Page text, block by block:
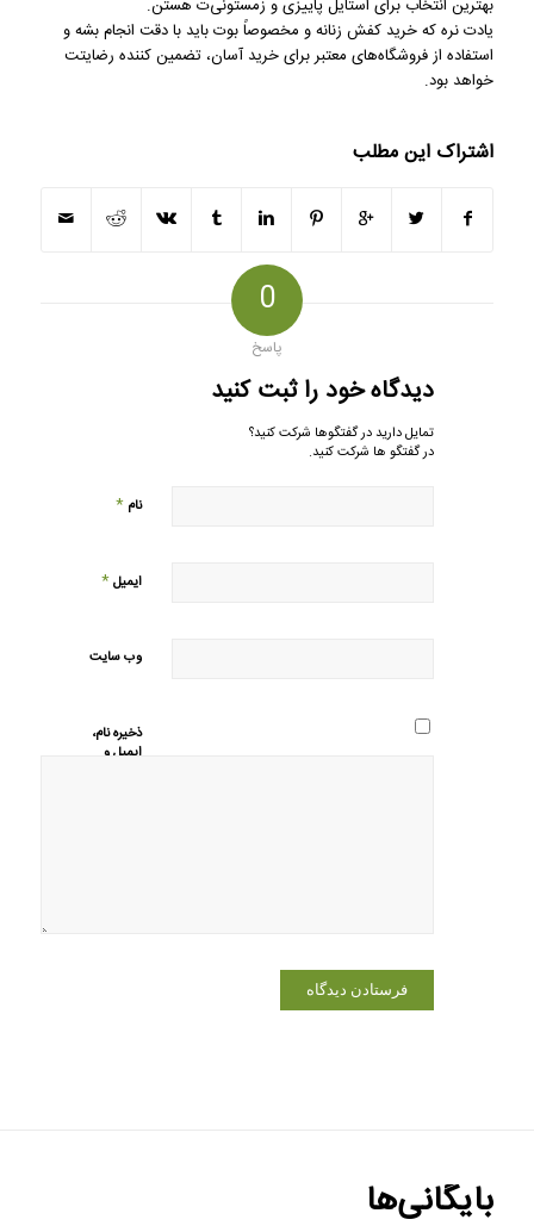
بهترین انتخاب برای استایل پاییزی و زمستونی‌ت هستن.
یادت نره که خرید کفش زنانه و مخصوصاً بوت باید با دقت انجام بشه و
استفاده از فروشگاه‌های معتبر برای خرید آسان، تضمین کننده رضایتت
خواهد بود.
اشتراک این مطلب
0
پاسخ
دیدگاه خود را ثبت کنید
تمایل دارید در گفتگوها شرکت کنید؟
در گفتگو ها شرکت کنید.
نام *
ایمیل*
وب‌ سایت
ذخیره نام،
ایمیل و
بایگانی‌ها